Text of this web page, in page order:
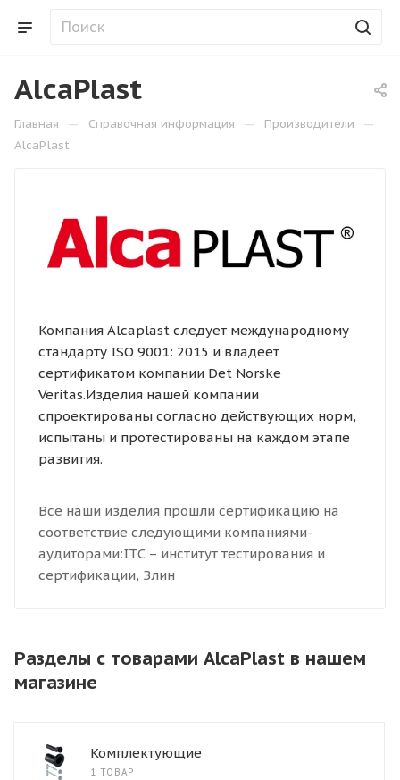
AlcaPlast
Главная — Справочная информация — Производители —
AlcaPlast
Компания Alcaplast следует международному
стандарту ISO 9001: 2015 и владеет
сертификатом компании Det Norske
Veritas.Изделия нашей компании
спроектированы согласно действующих норм,
испытаны и протестированы на каждом этапе
развития.
Все наши изделия прошли сертификацию на
соответствие следующими компаниями-
аудиторами:ITC – институт тестирования и
сертификации, Злин
Разделы с товарами AlcaPlast в нашем
магазине
Комплектующие
1 ТОВАР